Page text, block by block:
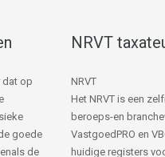
dat op
goede
de
NRVT
NRVT
Het NRVT is een
beroeps-en
VastgoedPRO en
huidige registers